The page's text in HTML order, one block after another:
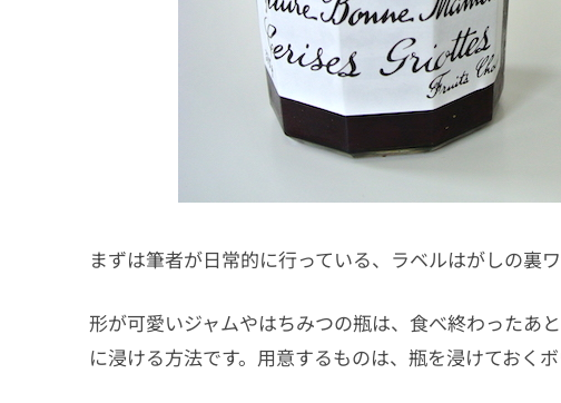
まずは筆者が日常的に行っている、ラベルはがしの裏ワ
形が可愛いジャムやはちみつの瓶は、食べ終わった
に浸ける方法です。用意するものは、瓶を浸けておく